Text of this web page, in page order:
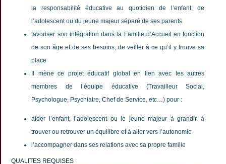
la responsabilité éducative au quotidien de l’enfant, de
l’adolescent ou du jeune majeur séparé de ses parents
favoriser son intégration dans la Famille d’Accueil en fonction
de son âge et de ses besoins, de veiller à ce qu’il y trouve sa
place
Il mène ce projet éducatif global en lien avec les autres
membres de l’équipe éducative (Travailleur Social,
Psychologue, Psychiatre, Chef de Service, etc…) pour :
aider l’enfant, l’adolescent ou le jeune majeur à grandir, à
trouver ou retrouver un équilibre et à aller vers l’autonomie
l’accompagner dans ses relations avec sa propre famille
QUALITES REQUISES